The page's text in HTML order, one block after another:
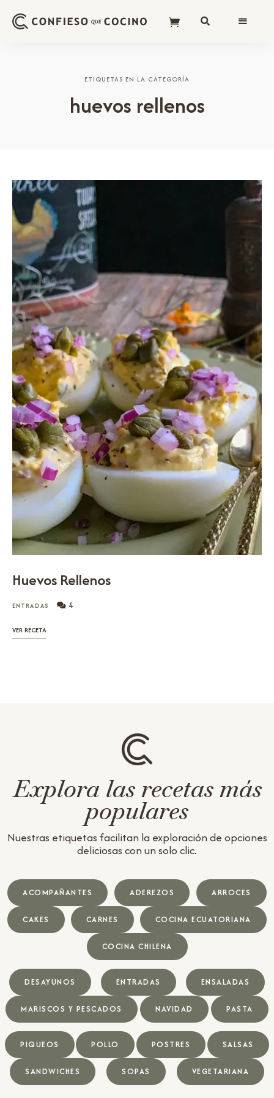
ETIQUETAS EN LA CATEGORÍA
huevos rellenos
Huevos Rellenos
ENTRADAS 4
VER RECETA
Explora las recetas más
populares
Nuestras etiquetas facilitan la exploración de opciones
deliciosas con un solo clic.
ACOMPAÑANTES ADEREZOS ARROCES
CAKES CARNES COCINA ECUATORIANA
COCINA CHILENA
DESAYUNOS ENTRADAS ENSALADAS
MARISCOS Y PESCADOS NAVIDAD PASTA
PIQUEOS POLLO POSTRES SALSAS
SANDWICHES SOPAS VEGETARIANA